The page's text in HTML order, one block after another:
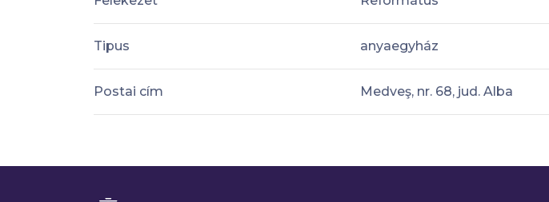
Tipus anyaegyház
Postai cím Medveş, nr. 68, jud. Alba